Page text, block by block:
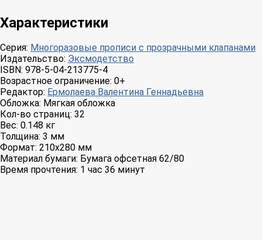
Характеристики
Серия: Многоразовые прописи с прозрачными клапанами
Издательство: Эксмодетство
ISBN: 978-5-04-213775-4
Возрастное ограничение: 0+
Редактор: Ермолаева Валентина Геннадьевна
Обложка: Мягкая обложка
Кол-во страниц: 32
Вес: 0.148 кг
Толщина: 3 мм
Формат: 210x280 мм
Материал бумаги: Бумага офсетная 62/80
Время прочтения: 1 час 36 минут